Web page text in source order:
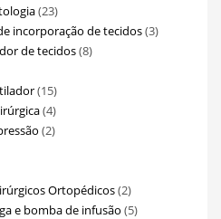
2323
produtos
incorporação de tecidos 33
de tecidos 88
1515
produtos
44
produtos
22
Ortopédicos 22
produtos
e bomba de infusão 55